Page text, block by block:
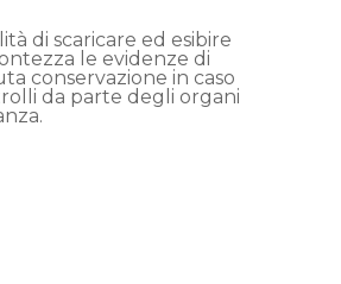
di scaricare ed esibire
le evidenze di
conservazione in caso
da parte degli organi